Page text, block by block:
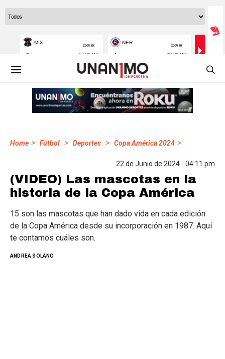
Home > Fútbol > Deportes > Copa América 2024 >
22 de Junio de 2024 - 04:11 pm
(VIDEO) Las mascotas en la
historia de la Copa América
15 son las mascotas que han dado vida en cada edición
de la Copa América desde su incorporación en 1987. Aquí
te contamos cuáles son.
ANDREA SOLANO